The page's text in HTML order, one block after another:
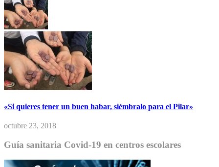
«Si quieres tener un buen habar, siémbralo para el Pilar»
octubre 23, 2018
Guía sanitaria Covid-19 en centros escolares